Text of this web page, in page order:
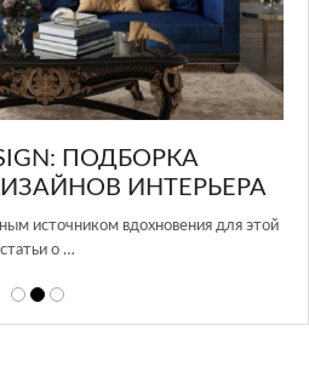
ПОДБОРКА
ИНТЕРЬЕРА
источником вдохновения для этой
статьи о …